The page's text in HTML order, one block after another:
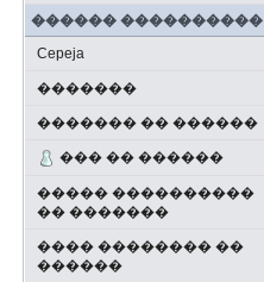
������ ����������
Cepeja
�������
������� �� ������
��� �� ������
����� ����������
�� �������
���� �������� ��
������